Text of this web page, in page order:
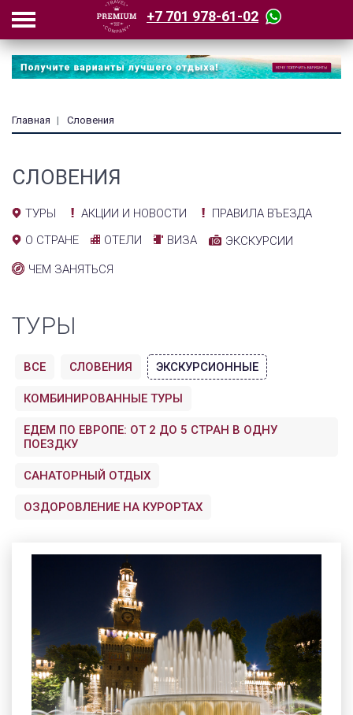
+7 701 978-61-02
Главная Словения
СЛОВЕНИЯ
ТУРЫ АКЦИИ И НОВОСТИ
ПРАВИЛА ВЪЕЗДА
О СТРАНЕ
ОТЕЛИ ВИЗА
ЭКСКУРСИИ
ЧЕМ ЗАНЯТЬСЯ
ТУРЫ
ВСЕ СЛОВЕНИЯ ЭКСКУРСИОННЫЕ
КОМБИНИРОВАННЫЕ ТУРЫ
ЕДЕМ ПО ЕВРОПЕ: ОТ 2 ДО 5 СТРАН В ОДНУ
ПОЕЗДКУ
САНАТОРНЫЙ ОТДЫХ
ОЗДОРОВЛЕНИЕ НА КУРОРТАХ